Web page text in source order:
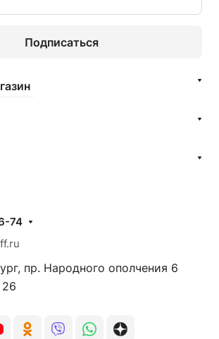
Подписаться
74
пр. Народного ополчения 6